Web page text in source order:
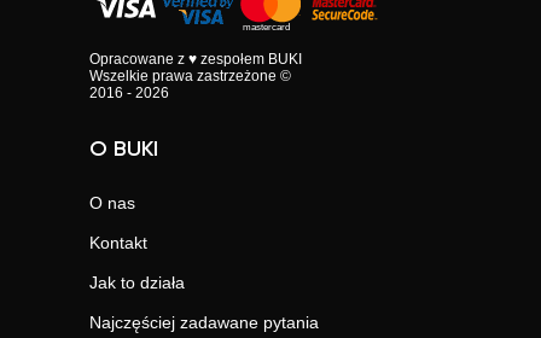
Opracowane z ♥ zespołem BUKI
Wszelkie prawa zastrzeżone ©
2016 - 2026
O BUKI
O nas
Kontakt
Jak to działa
Najczęściej zadawane pytania